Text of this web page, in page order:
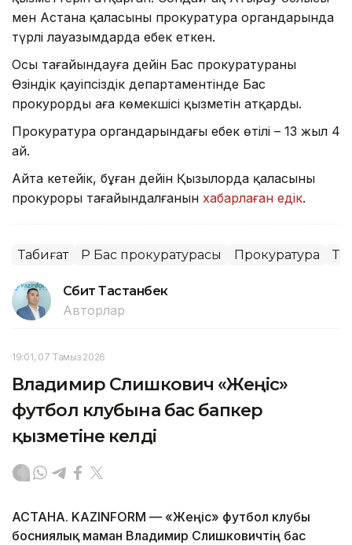
мен Астана қаласының прокуратура органдарында
түрлі лауазымдарда еңбек еткен.
Осы тағайындауға дейін Бас прокуратураның
Өзіндік қауіпсіздік департаментінде Бас
прокурордың аға көмекшісі қызметін атқарды.
Прокуратура органдарындағы еңбек өтілі – 13 жыл 4
ай.
Айта кетейік, бұған дейін Қызылорда қаласының
прокуроры тағайындалғанын хабарлаған едік.
Табиғат ҚР Бас прокуратурасы Прокуратура
Сәбит Тастанбек
Авторлар
19:01, 07 Тамыз 2026
Владимир Слишкович «Жеңіс»
футбол клубына бас бапкер
қызметіне келді
АСТАНА. KAZINFORM — «Жеңіс» футбол клубы
босниялық маман Владимир Слишковичтің бас